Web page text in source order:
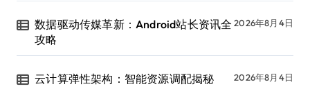
数据驱动传媒革新：Android站长资讯全
攻略
2026年8月4日
云计算弹性架构：智能资源调配揭秘 2026年8月4日